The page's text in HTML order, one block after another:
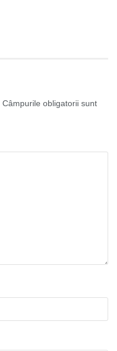
Câmpurile obligatorii sunt